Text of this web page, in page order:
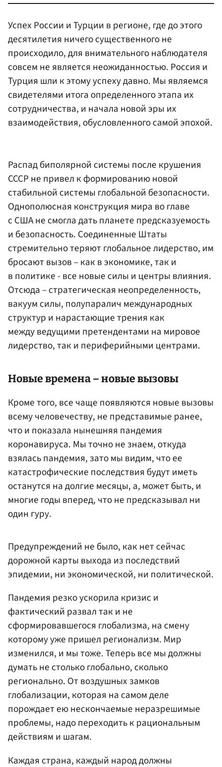
Успех России и Турции в регионе, где до этого
десятилетия ничего существенного не
происходило, для внимательного наблюдателя
совсем не является неожиданностью. Россия и
Турция шли к этому успеху давно. Мы являемся
свидетелями итога определенного этапа их
сотрудничества, и начала новой эры их
взаимодействия, обусловленного самой эпохой.
Распад биполярной системы после крушения
СССР не привел к формированию новой
стабильной системы глобальной безопасности.
Однополюсная конструкция мира во главе
с США не смогла дать планете предсказуемость
и безопасность. Соединенные Штаты
стремительно теряют глобальное лидерство, им
бросают вызов – как в экономике, так и
в политике - все новые силы и центры влияния.
Отсюда – стратегическая неопределенность,
вакуум силы, полупаралич международных
структур и нарастающие трения как
между ведущими претендентами на мировое
лидерство, так и периферийными центрами.
Новые времена – новые вызовы
Кроме того, все чаще появляются новые вызовы
всему человечеству, не представимые ранее,
что и показала нынешняя пандемия
коронавируса. Мы точно не знаем, откуда
взялась пандемия, зато мы видим, что ее
катастрофические последствия будут иметь
останутся на долгие месяцы, а, может быть, и
многие годы вперед, что не предсказывал ни
один гуру.
Предупреждений не было, как нет сейчас
дорожной карты выхода из последствий
эпидемии, ни экономической, ни политической.
Пандемия резко ускорила кризис и
фактический развал так и не
сформировавшегося глобализма, на смену
которому уже пришел регионализм. Мир
изменился, и мы тоже. Теперь все мы должны
думать не столько глобально, сколько
регионально. От воздушных замков
глобализации, которая на самом деле
порождает ею нескончаемые неразрешимые
проблемы, надо переходить к рациональным
действиям и шагам.
Каждая страна, каждый народ должны